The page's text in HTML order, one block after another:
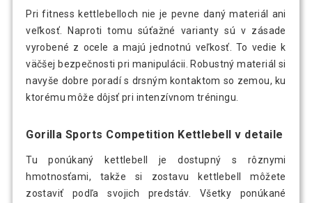
Pri fitness kettlebelloch nie je pevne daný materiál ani
veľkosť. Naproti tomu súťažné varianty sú v zásade
vyrobené z ocele a majú jednotnú veľkosť. To vedie k
väčšej bezpečnosti pri manipulácii. Robustný materiál si
navyše dobre poradí s drsným kontaktom so zemou, ku
ktorému môže dôjsť pri intenzívnom tréningu.
Gorilla Sports Competition Kettlebell v detaile
Tu ponúkaný kettlebell je dostupný s rôznymi
hmotnosťami, takže si zostavu kettlebell môžete
zostaviť podľa svojich predstáv. Všetky ponúkané